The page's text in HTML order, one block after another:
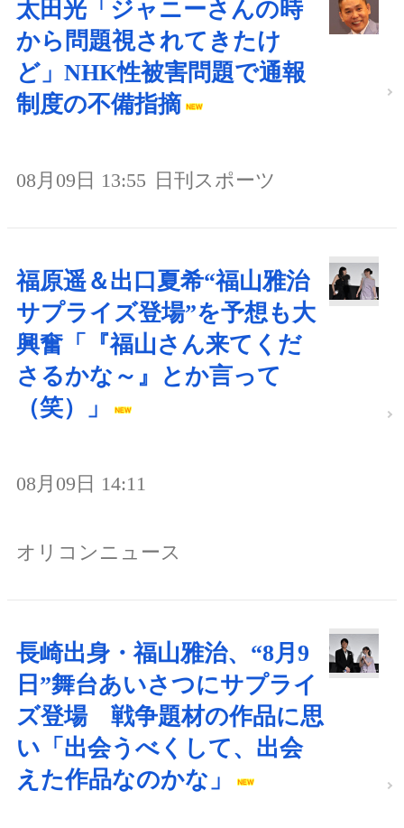
太田光「ジャニーさんの時
から問題視されてきたけ
ど」NHK性被害問題で通報
制度の不備指摘
08月09日 13:55 日刊スポーツ
福原遥＆出口夏希“福山雅治
サプライズ登場”を予想も大
興奮「『福山さん来てくだ
さるかな～』とか言って
（笑）」
08月09日 14:11
オリコンニュース
長崎出身・福山雅治、“8月9
日”舞台あいさつにサプライ
ズ登場 戦争題材の作品に思
い「出会うべくして、出会
えた作品なのかな」